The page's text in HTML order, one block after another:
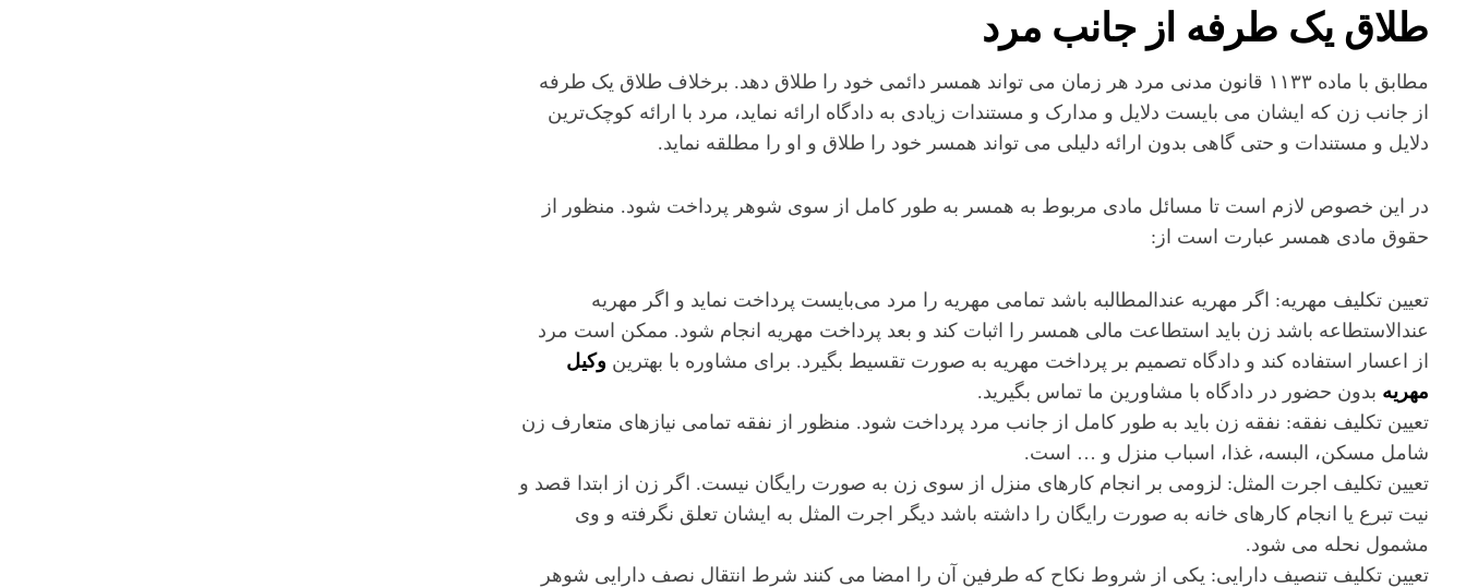
طلاق یک طرفه از جانب مرد
مطابق با ماده ۱۱۳۳ قانون مدنی مرد هر زمان می تواند همسر دائمی خود را طلاق دهد. برخلاف طلاق یک طرفه
از جانب زن که ایشان می بایست دلایل و مدارک و مستندات زیادی به دادگاه ارائه نماید، مرد با ارائه کوچک‌ترین
دلایل و مستندات و حتی گاهی بدون ارائه دلیلی می تواند همسر خود را طلاق و او را مطلقه نماید.
در این خصوص لازم است تا مسائل مادی مربوط به همسر به طور کامل از سوی شوهر پرداخت شود. منظور از
حقوق مادی همسر عبارت است از:
تعیین تکلیف مهریه: اگر مهریه عندالمطالبه باشد تمامی مهریه را مرد می‌بایست پرداخت نماید و اگر مهریه
عندالاستطاعه باشد زن باید استطاعت مالی همسر را اثبات کند و بعد پرداخت مهریه انجام شود. ممکن است مرد
از اعسار استفاده کند و دادگاه تصمیم بر پرداخت مهریه به صورت تقسیط بگیرد. برای مشاوره با بهترین وکیل
مهریه بدون حضور در دادگاه با مشاورین ما تماس بگیرید.
تعیین تکلیف نفقه: نفقه زن باید به طور کامل از جانب مرد پرداخت شود. منظور از نفقه تمامی نیازهای متعارف زن
شامل مسکن، البسه، غذا، اسباب منزل و … است.
تعیین تکلیف اجرت المثل: لزومی بر انجام کارهای منزل از سوی زن به صورت رایگان نیست. اگر زن از ابتدا قصد و
نیت تبرع یا انجام کارهای خانه به صورت رایگان را داشته باشد دیگر اجرت المثل به ایشان تعلق نگرفته و وی
مشمول نحله می شود.
تعیین تکلیف تنصیف دارایی: یکی از شروط نکاح که طرفین آن را امضا می کنند شرط انتقال نصف دارایی شوهر